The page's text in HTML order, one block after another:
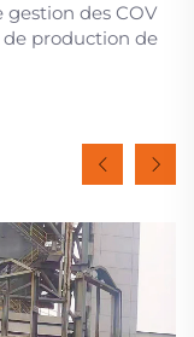
des COV
de production de